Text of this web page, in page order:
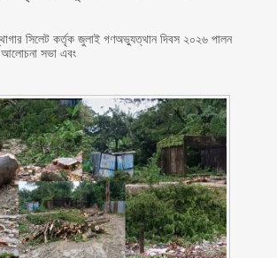
সিলেট কর্তৃক জুলাই গণঅভ্যুত্থান দিবস ২০২৬ পালন
আলোচনা সভা এবং